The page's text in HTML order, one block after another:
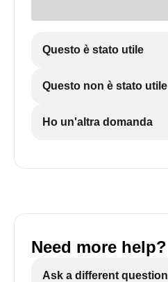
Questo è stato utile
Questo non è stato utile
Ho un'altra domanda
Need more help?
Ask a different question